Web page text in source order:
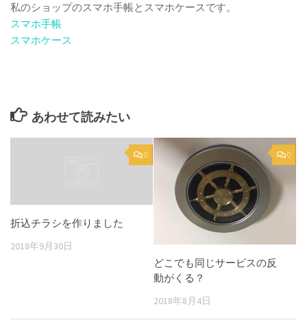
私のショップのスマホ手帳とスマホケースです。
スマホ手帳
スマホケース
あわせて読みたい
0
折込チラシを作りました
2018年9月30日
0
どこでも同じサービスの反
動がくる？
2018年8月4日